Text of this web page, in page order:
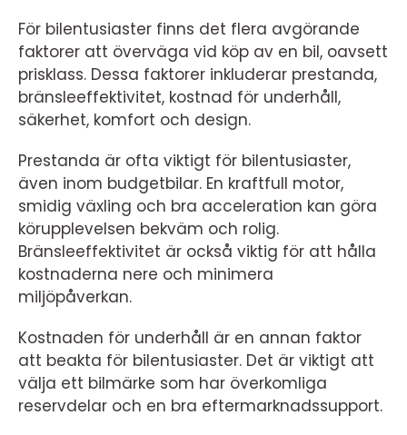
För bilentusiaster finns det flera avgörande
faktorer att överväga vid köp av en bil, oavsett
prisklass. Dessa faktorer inkluderar prestanda,
bränsleeffektivitet, kostnad för underhåll,
säkerhet, komfort och design.
Prestanda är ofta viktigt för bilentusiaster,
även inom budgetbilar. En kraftfull motor,
smidig växling och bra acceleration kan göra
körupplevelsen bekväm och rolig.
Bränsleeffektivitet är också viktig för att hålla
kostnaderna nere och minimera
miljöpåverkan.
Kostnaden för underhåll är en annan faktor
att beakta för bilentusiaster. Det är viktigt att
välja ett bilmärke som har överkomliga
reservdelar och en bra eftermarknadssupport.